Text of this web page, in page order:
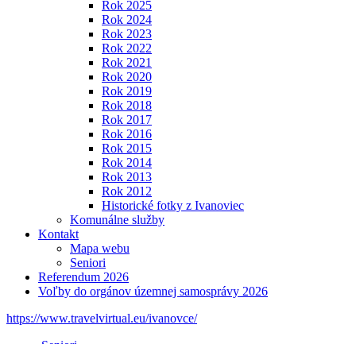
Rok 2025
Rok 2024
Rok 2023
Rok 2022
Rok 2021
Rok 2020
Rok 2019
Rok 2018
Rok 2017
Rok 2016
Rok 2015
Rok 2014
Rok 2013
Rok 2012
Historické fotky z Ivanoviec
Komunálne služby
Kontakt
Mapa webu
Seniori
Referendum 2026
Voľby do orgánov územnej samosprávy 2026
https://www.travelvirtual.eu/ivanovce/